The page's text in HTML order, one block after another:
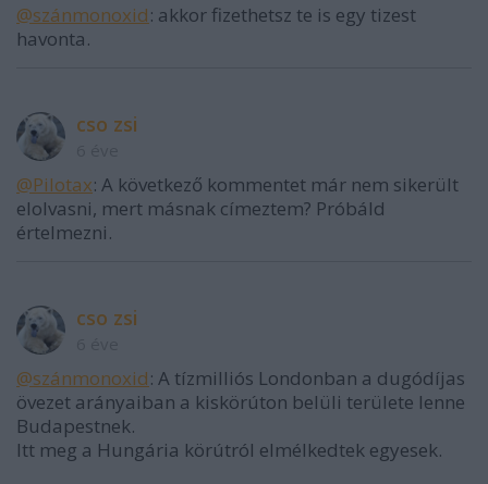
@szánmonoxid: akkor fizethetsz te is egy tizest
havonta.
cso zsi
@Pilotax: A következő kommentet már nem sikerült
elolvasni, mert másnak címeztem? Próbáld
értelmezni.
cso zsi
@szánmonoxid: A tízmilliós Londonban a dugódíjas
övezet arányaiban a kiskörúton belüli területe lenne
Budapestnek.
Itt meg a Hungária körútról elmélkedtek egyesek.